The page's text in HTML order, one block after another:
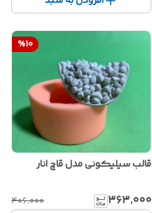
%10
قالب سیلیکونی مدل قاچ انار
۳۶۳٬۰۰۰ ۴۰۶٬۰۰۰